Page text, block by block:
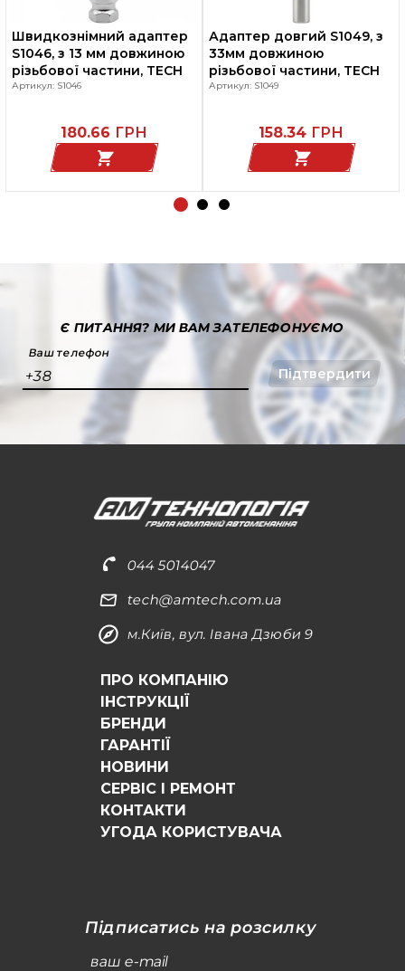
Швидкознімний адаптер
S1046, з 13 мм довжиною
різьбової частини, TECH
Артикул: S1046
180.66 ГРН
Адаптер довгий S1049, з
33мм довжиною
різьбової частини, TECH
Артикул: S1049
158.34 ГРН
Є ПИТАННЯ?МИ ВАМ ЗАТЕЛЕФОНУЄМО
Ваш телефон
+38 Підтвердити
044 5014047
tech@amtech.com.ua
м.Київ, вул. Івана Дзюби 9
ПРО КОМПАНІЮ
ІНСТРУКЦІЇ
БРЕНДИ
ГАРАНТІЇ
НОВИНИ
СЕРВІС І РЕМОНТ
КОНТАКТИ
УГОДА КОРИСТУВАЧА
Підписатись на розсилку
ваш e-mail